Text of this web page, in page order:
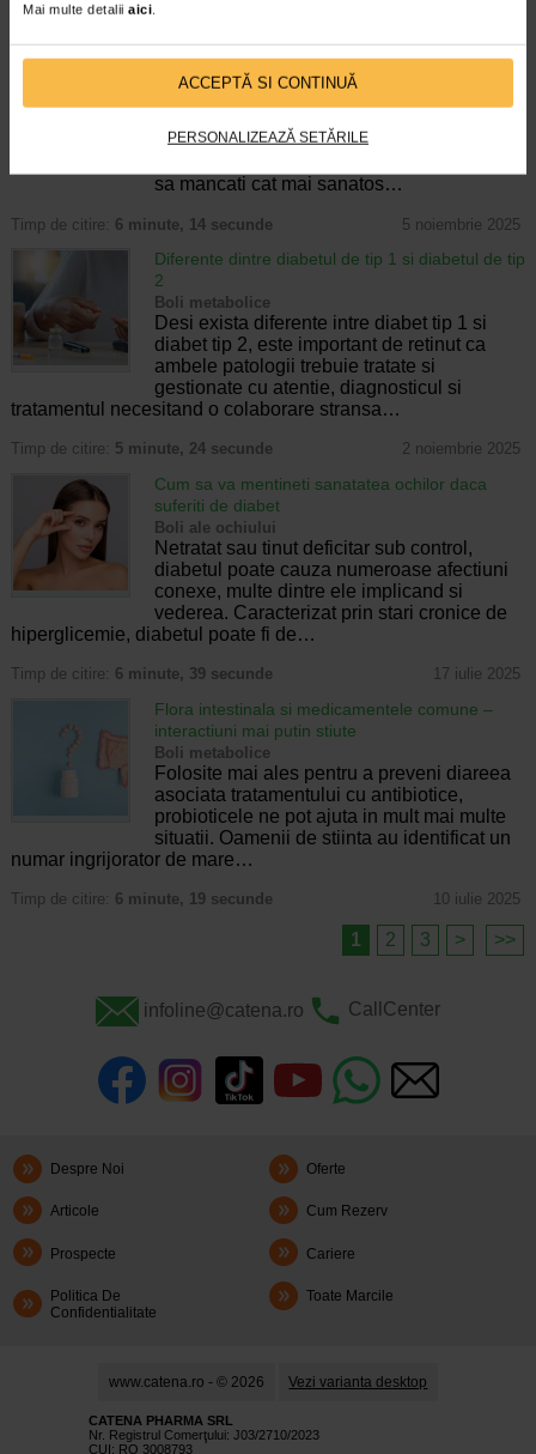
Mai multe detalii aici
ACCEPTĂ SI CONTINUĂ
PERSONALIZEAZĂ SETĂRILE
Timp de citire:3 minute, 22 secunde
Diabetul tip II – greseli de evitat la micul dejun
Boli metabolice
una dintre regulile de baza ale alimentatiei
sa mancati cat mai sanatos…
Timp de citire: 6 minute, 14 secunde 5 noiembrie 2025
Diferente dintre diabetul de tip 1 si diabetul de tip
2
Boli metabolice
Desi exista diferente intre diabet tip 1 si
diabet tip 2, este important de retinut ca
ambele patologii trebuie tratate si
gestionate cu atentie, diagnosticul si
tratamentul necesitand o colaborare stransa…
Timp de citire: 5 minute, 24 secunde 2 noiembrie 2025
Cum sa va mentineti sanatatea ochilor daca
suferiti de diabet
Boli ale ochiului
Netratat sau tinut deficitar sub control,
diabetul poate cauza numeroase afectiuni
conexe, multe dintre ele implicand si
vederea. Caracterizat prin stari cronice de
hiperglicemie, diabetul poate fi de…
Timp de citire: 6 minute, 39 secunde 17 iulie 2025
Flora intestinala si medicamentele comune –
interactiuni mai putin stiute
Boli metabolice
Folosite mai ales pentru a preveni diareea
asociata tratamentului cu antibiotice,
probioticele ne pot ajuta in mult mai multe
situatii. Oamenii de stiinta au identificat un
numar ingrijorator de mare…
Timp de citire: 6 minute, 19 secunde 10 iulie 2025
1 2 3 > >>
infoline@catena.ro CallCenter
Despre Noi Oferte
Articole Cum Rezerv
Prospecte Cariere
Politica De
Confidentialitate
Toate Marcile
www.catena.ro - © 2026 Vezi varianta desktop
CATENA PHARMA SRL
Nr. Registrul Comerţului: J03/2710/2023
CUI: RO 3008793